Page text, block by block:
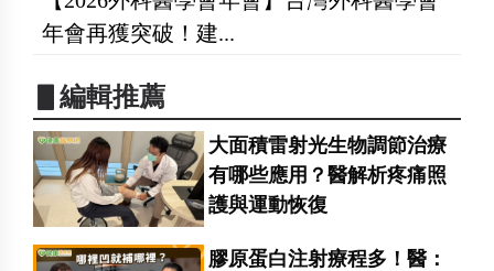
年會再獲突破！建...
▋編輯推薦
大面積雷射光生物調節治療
有哪些應用？醫解析疼痛照
護與運動恢復
膠原蛋白注射療程多！醫：